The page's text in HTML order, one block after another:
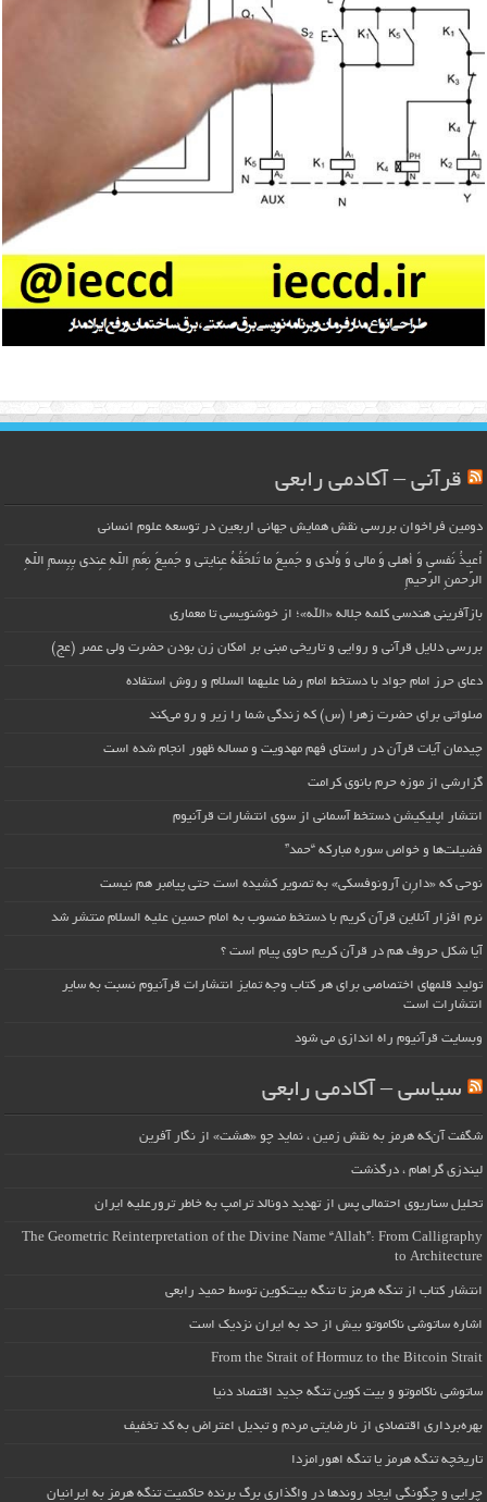
قرآنی – آکادمی رابعی
دومین فراخوان بررسی نقش همایش جهانی اربعین در توسعه علوم انسانی
اُعیذُ نَفسی وَ أهلی وَ مالی وَ وُلدی و جَمیعَ ما تَلحَقُهُ عِنایتی و جَمیعَ نِعَمِ اللّهِ عِندی بِبِسمِ اللّهِ
الرَّحمنِ الرَّحیمِ
بازآفرینی هندسی کلمه جلاله «الله»؛ از خوشنویسی تا معماری
بررسی دلایل قرآنی و روایی و تاریخی مبنی بر امکان زن بودن حضرت ولی عصر (عج)
دعای حرز امام جواد با دستخط امام رضا علیهما السلام و روش استفاده
صلواتی برای حضرت زهرا (س) که زندگی شما را زیر و رو می‌کند
چیدمان آیات قرآن در راستای فهم مهدویت و مساله ظهور انجام شده است
گزارشی از موزه حرم بانوی کرامت
انتشار اپلیکیشن دستخط آسمانی از سوی انتشارات قرآنیوم
فضیلت‌ها و خواص سوره مبارکه “حمد”
نوحی که «دارِن آرونوفسکی» به تصویر کشیده است حتی پیامبر هم نیست
نرم افزار آنلاین قرآن کریم با دستخط منسوب به امام حسین علیه السلام منتشر شد
آیا شکل حروف هم در قرآن کریم حاوی پیام است ؟
تولید قلمهای اختصاصی برای هر کتاب وجه تمایز انتشارات قرآنیوم نسبت به سایر
انتشارات است
وبسایت قرآنیوم راه اندازی می شود
سیاسی – آکادمی رابعی
شگفت آن‌که هرمز به نقش زمین ، نماید چو «هشت» از نگار آفرین
لیندزی گراهام ، درگذشت
تحلیل سناریوی احتمالی پس از تهدید دونالد ترامپ به خاطر ترورعلیه ایران
The Geometric Reinterpretation of the Divine Name “Allah”: From Calligraphy
to Architecture
انتشار کتاب از تنگه هرمز تا تنگه بیت‌کوین توسط حمید رابعی
اشاره ساتوشی ناکاموتو بیش از حد به ایران نزدیک است
From the Strait of Hormuz to the Bitcoin Strait
ساتوشی ناکاموتو و بیت کوین تنگه جدید اقتصاد دنیا
بهره‌برداری اقتصادی از نارضایتی مردم و تبدیل اعتراض به کد تخفیف
تاریخچه تنگه هرمز یا تنگه اهورامزدا
چرایی و چگونگی ایجاد روندها در واگذاری برگ برنده حاکمیت تنگه هرمز به ایرانیان